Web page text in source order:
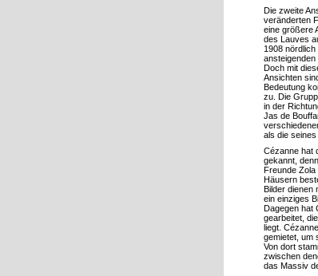
Die zweite
veränderten
eine größere
des Lauves
1908
ansteigenden
Doch mit
Ansichten
Bedeutung
zu. Die
in der
Jas de
als die
Cézanne hat
gekannt,
Freunde Zola
Häusern
Bilder dienen
ein einziges
Dagegen hat
gearbeitet,
liegt.
gemietet, um
Von dort
zwischen
das Massiv